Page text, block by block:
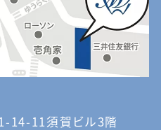
14-11須賀ビル3階